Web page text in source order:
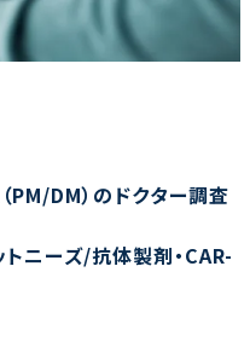
検索する
DM）のドクター調査
ニーズ/抗体製剤・CAR-